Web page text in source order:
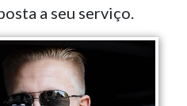
a seu serviço.